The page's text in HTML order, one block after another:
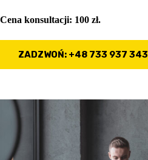
Cena konsultacji: 100 zł.
ZADZWOŃ: +48 733 937 343